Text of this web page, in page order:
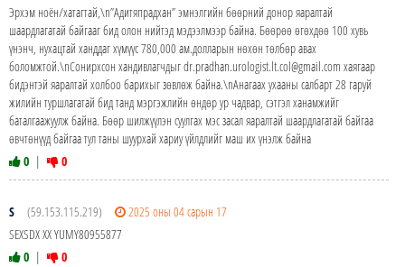
Эрхэм ноён/хатагтай,\n”Адитяпрадхан” эмнэлгийн бөөрний донор яаралтай
шаардлагатай байгааг бид олон нийтэд мэдээлмээр байна. Бөөрөө өгөхдөө 100 хувь
үнэнч, нухацтай ханддаг хүмүүс 780,000 ам.долларын нөхөн төлбөр авах
боломжтой.\nСонирхсон хандивлагчдыг dr.pradhan.urologist.lt.col@gmail.com хаягаар
бидэнтэй яаралтай холбоо барихыг зөвлөж байна.\nАнагаах ухааны салбарт 28 гаруй
жилийн туршлагатай бид танд мэргэжлийн өндөр ур чадвар, сэтгэл ханамжийг
баталгаажуулж байна. Бөөр шилжүүлэн суулгах мэс засал яаралтай шаардлагатай байгаа
өвчтөнүүд байгаа тул таны шуурхай хариу үйлдлийг маш их үнэлж байна
0 | 0
S (59.153.115.219)
2025 оны 04 сарын 17
SEXSDX XX YUMY80955877
0 | 0